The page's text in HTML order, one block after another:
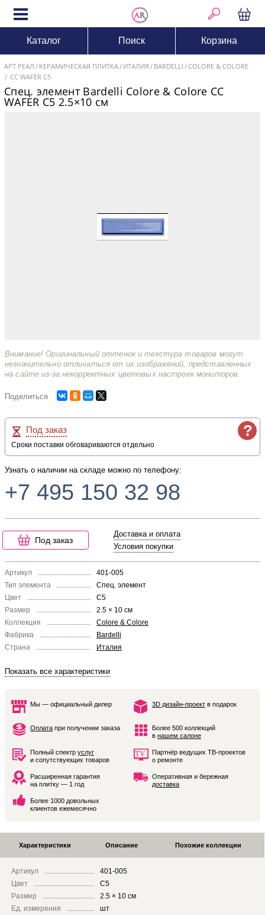
Каталог Поиск Корзина
АРТ РЕАЛ КЕРАМИЧЕСКАЯ ПЛИТКА ИТАЛИЯ BARDELLI COLORE & COLORE
CC WAFER C5
Спец. элемент Bardelli Colore & Colore CC
WAFER C5 2.5×10 см
Внимание! Оригинальный оттенок и текстура товаров могут
незначительно отличаться от их изображений, представленных
на сайте из-за некорректных цветовых настроек мониторов.
Поделиться
?
Под заказ
Сроки поставки обговариваются отдельно
Узнать о наличии на складе можно по телефону:
+7 495 150 32 98
Под заказ
Доставка и оплата
Условия покупки
Артикул
401-005
Тип элемента
Спец. элемент
Цвет
C5
Размер
2.5 × 10 см
Коллекция
Colore & Colore
Фабрика
Bardelli
Страна
Италия
Показать все характеристики
Мы — официальный дилер 3D дизайн-проект в подарок
Оплата при получении заказа
Более 500 коллекций
в нашем салоне
Полный спектр услуг
и сопутствующих товаров
Партнёр ведущих ТВ-проектов
о ремонте
Расширенная гарантия
на плитку — 1 год
Оперативная и бережная
доставка
Более 1000 довольных
клиентов ежемесячно
Характеристики Описание Похожие коллекции
Артикул
401-005
Цвет
C5
Размер
2.5 × 10 см
Ед. измерения
шт